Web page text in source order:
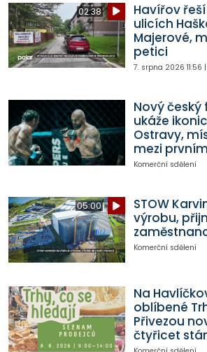
02:38
Havířov
ulicích
Majerové,
petici
7. srpna 2026 11:56 |
Nový
ukáže
Ostravy,
mezi
Komerční sdělení
05:00
STOW
výrobu,
Komerční sdělení
Na
oblíbené
Přivezou
čtyřicet